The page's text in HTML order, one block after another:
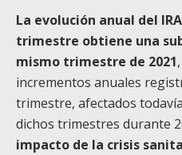
La evolución anual del
trimestre obtiene una
mismo trimestre de 2021
incrementos anuales
trimestre, afectados
dichos trimestres durante
impacto de la crisis